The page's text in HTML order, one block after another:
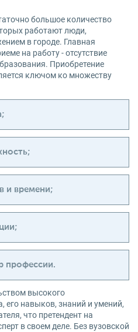
большое количество
работают люди,
в городе. Главная
на работу - отсутствие
Приобретение
ключом ко множеству
и времени;
профессии.
высокого
его навыков, знаний и умений,
что претендент на
в своем деле. Без вузовской